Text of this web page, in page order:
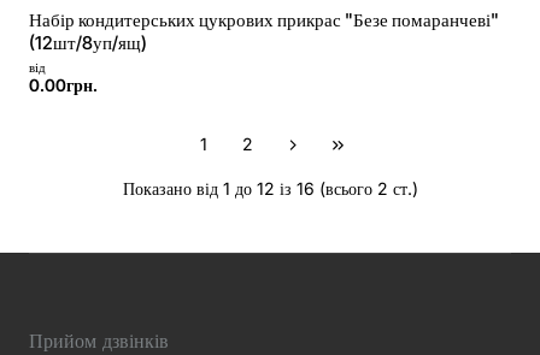
Набір кондитерських цукрових прикрас "Безе помаранчеві"
(12шт/8уп/ящ)
від
0.00грн.
1 2
Показано від 1 до 12 із 16 (всього 2 ст.)
Прийом дзвінків